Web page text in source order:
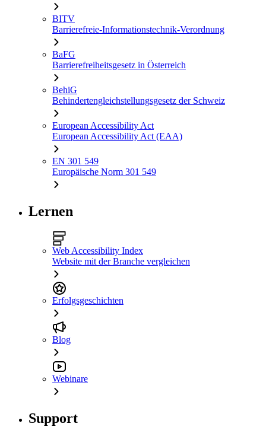
BITV
Barrierefreie-Informationstechnik-Verordnung
BaFG
Barrierefreiheitsgesetz in Österreich
BehiG
Behindertengleichstellungsgesetz der Schweiz
European Accessibility Act
European Accessibility Act (EAA)
EN 301 549
Europäische Norm 301 549
Lernen
Web Accessibility Index
Website mit der Branche vergleichen
Erfolgsgeschichten
Blog
Webinare
Support